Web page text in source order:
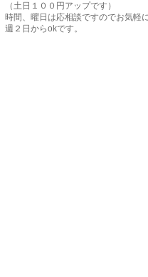
（土日１００円アップです）
時間、曜日は応相談ですのでお気軽
週２日からokです。